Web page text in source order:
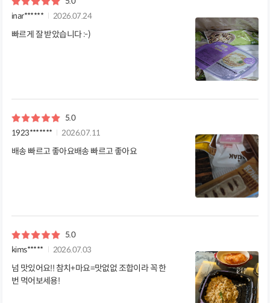
inar******
2026.07.24
빠르게 잘 받았습니다 :-)
5.0
1923*******
2026.07.11
배송 빠르고 좋아요배송 빠르고 좋아요
5.0
kims*****
2026.07.03
넘 맛있어요!! 참치+마요=맛없없 조합이라 꼭 한
번 먹어보세용!